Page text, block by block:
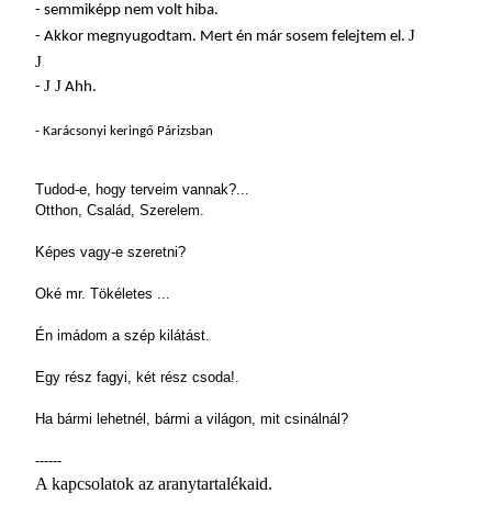
- semmiképp nem volt hiba.
- Akkor megnyugodtam. Mert én már sosem felejtem el. J
J
- J J Ahh.
- Karácsonyi keringő Párizsban
Tudod-e, hogy terveim vannak?...
Otthon, Család, Szerelem.
Képes vagy-e szeretni?
Oké mr. Tökéletes ...
Én imádom a szép kilátást.
Egy rész fagyi, két rész csoda!.
Ha bármi lehetnél, bármi a világon, mit csinálnál?
------
A kapcsolatok az aranytartalékaid.